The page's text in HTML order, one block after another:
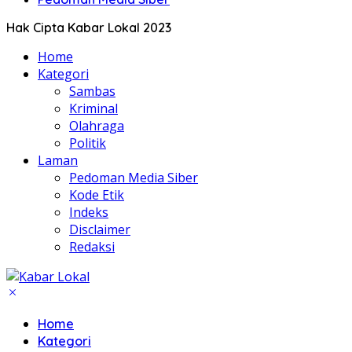
Hak Cipta Kabar Lokal 2023
Home
Kategori
Sambas
Kriminal
Olahraga
Politik
Laman
Pedoman Media Siber
Kode Etik
Indeks
Disclaimer
Redaksi
Home
Kategori